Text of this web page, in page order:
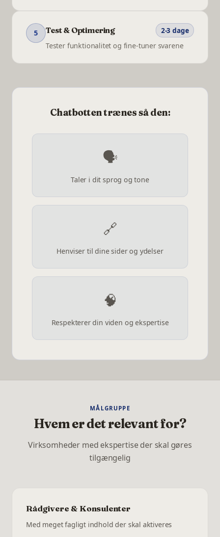
5 Test & Optimering
2-3 dage
Tester funktionalitet og fine-tuner svarene
Chatbotten trænes så den:
🗣️
Taler i dit sprog og tone
🔗
Henviser til dine sider og ydelser
🧠
Respekterer din viden og ekspertise
MÅLGRUPPE
Hvem er det relevant for?
Virksomheder med ekspertise der skal gøres
tilgængelig
Rådgivere & Konsulenter
Med meget fagligt indhold der skal aktiveres